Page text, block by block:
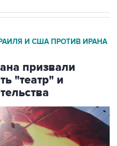
И США ПРОТИВ ИРАНА
призвали
"театр" и